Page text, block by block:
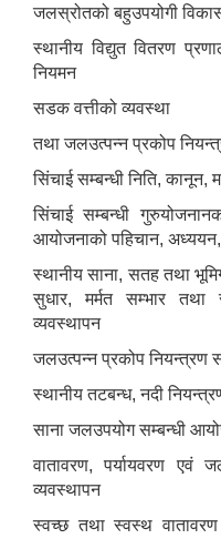
जलस्रोतको बहुउपयोगी
स्थानीय विद्युत वितरण
नियमन
सडक वत्तीको व्यवस्था
तथा जलउत्पन्न प्रकोप
सिंचाई सम्बन्धी निति, कानून,
सिंचाई सम्बन्धी
आयोजनाको पहिचान, अध्ययन,
स्थानीय साना, सतह तथा
सुधार, ‍मर्मत सम्भार
व्यवस्थापन
जलउत्पन्न प्रकोप नियन्त्रण
स्थानीय तटबन्ध, नदी
साना जलउपयोग सम्बन्धी
वातावरण, पर्यायवरण एवं
व्यवस्थापन
स्वच्छ तथा स्वस्थ